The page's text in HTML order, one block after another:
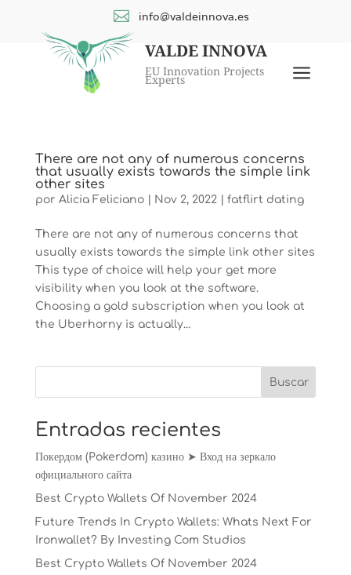
VALDE INNOVA
EU Innovation Projects
Experts a
 info@valdeinnova.es
There are not any of numerous concerns
that usually exists towards the simple link
other sites
por Alicia Feliciano| Nov 2, 2022| fatflirt dating
There are not any of numerous concerns that
usually exists towards the simple link other sites
This type of choice will help your get more
visibility when you look at the software.
Choosing a gold subscription when you look at
the Uberhorny is actually...
Entradas recientes
Покердом (Pokerdom) казино ➤ Вход на зеркало
официального сайта
Best Crypto Wallets Of November 2024
Future Trends In Crypto Wallets: Whats Next For
Ironwallet? By Investing Com Studios
Best Crypto Wallets Of November 2024